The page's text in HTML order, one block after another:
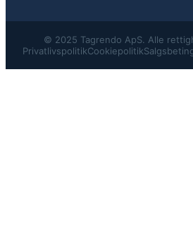
© 2025 Tagrendo ApS. Alle
PrivatlivspolitikCookiepolitik